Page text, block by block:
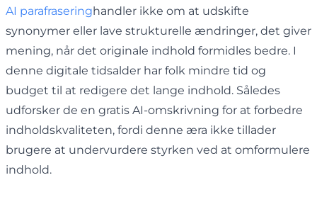
AI parafraseringhandler ikke om at udskifte
synonymer eller lave strukturelle ændringer, det giver
mening, når det originale indhold formidles bedre. I
denne digitale tidsalder har folk mindre tid og
budget til at redigere det lange indhold. Således
udforsker de en gratis AI-omskrivning for at forbedre
indholdskvaliteten, fordi denne æra ikke tillader
brugere at undervurdere styrken ved at omformulere
indhold.